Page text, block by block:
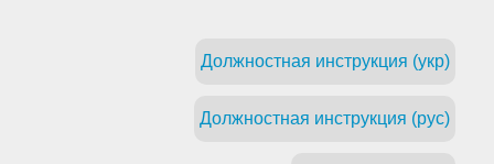
Должностная инструкция (укр)
Должностная инструкция (рус)